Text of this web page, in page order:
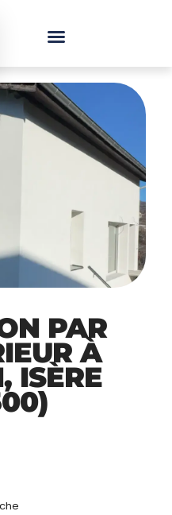
PAR
À
ISÈRE